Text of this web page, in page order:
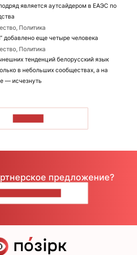
является аутсайдером в ЕАЭС по
Политика
добавлено еще четыре человека
Политика
тенденций белорусский язык
в небольших сообществах, а на
— исчезнуть
предложение?